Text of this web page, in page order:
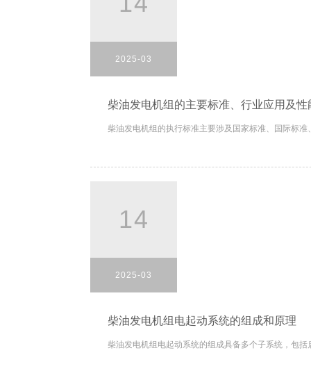
2025-03
柴油发电机组的主要标准、行业应用及性
柴油发电机组的执行标准主要涉及国家标准、国际标
14
2025-03
柴油发电机组电起动系统的组成和原理
柴油发电机组电起动系统的组成具备多个子系统，包